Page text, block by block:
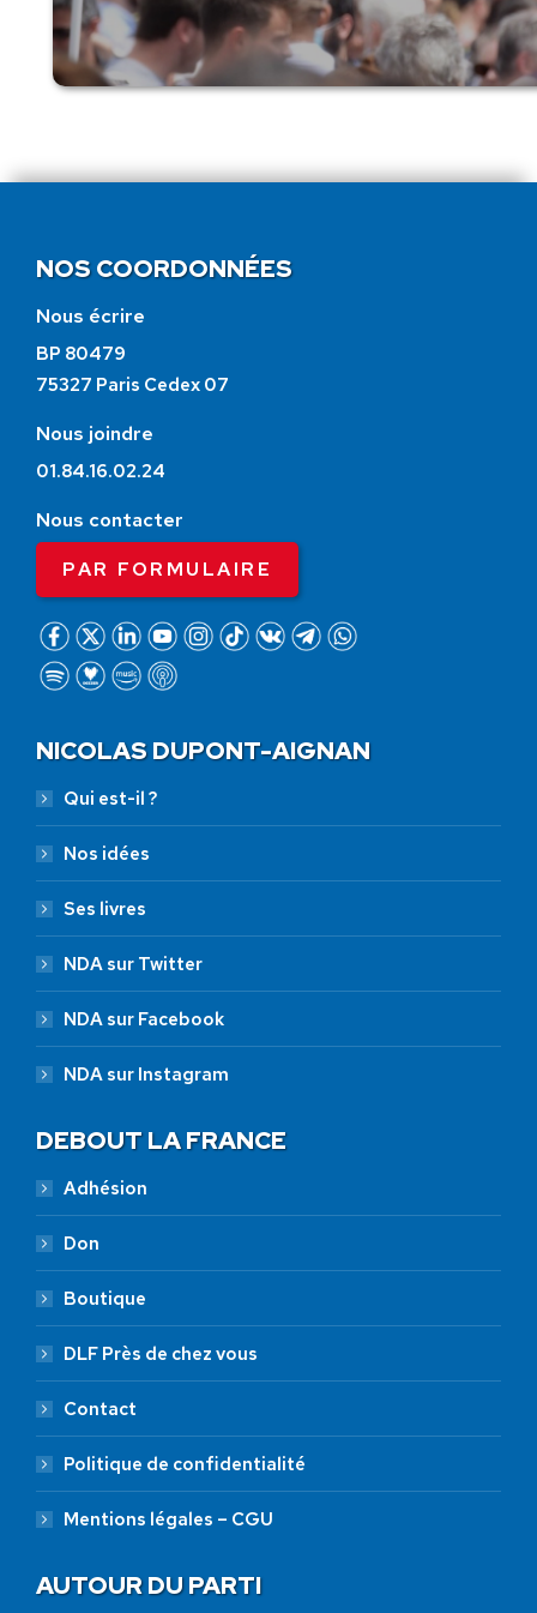
NOS COORDONNÉES
Nous écrire
BP 80479
75327 Paris Cedex 07
Nous joindre
01.84.16.02.24
Nous contacter
PAR FORMULAIRE
NICOLAS DUPONT-AIGNAN
Qui est-il ?
Nos idées
Ses livres
NDA sur Twitter
NDA sur Facebook
NDA sur Instagram
DEBOUT LA FRANCE
Adhésion
Don
Boutique
DLF Près de chez vous
Contact
Politique de confidentialité
Mentions légales – CGU
AUTOUR DU PARTI